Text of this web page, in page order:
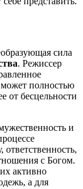
сила
. Режиссер
может полностью
от бесцельности
и
с Богом.
активно
а для